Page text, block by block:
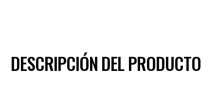
DESCRIPCIÓN DEL PRODUCTO